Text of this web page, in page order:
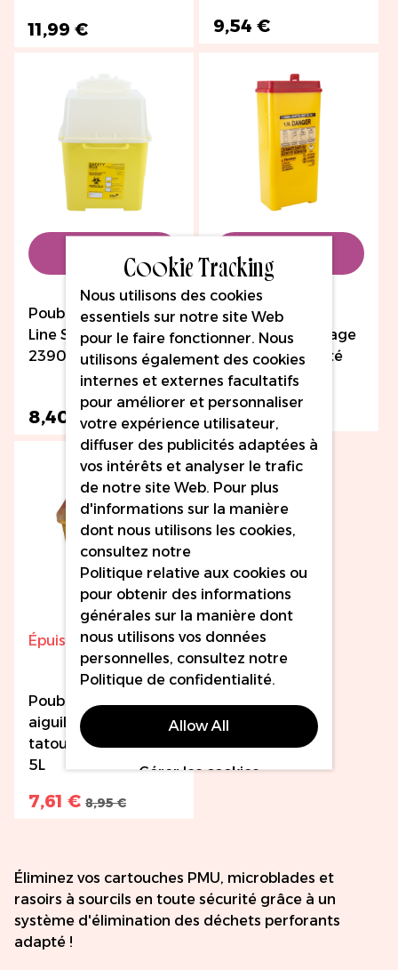
11,99 € 9,54 €
panier
Poubelle de sécurité
Line Sharps 4L (ISO-
23907:2019)
8,40 €
Poubelle pour
aiguille de tatouage
Flynther, Capacité
1,5 L
6,12 €
15% DE RÉDUCTION
Épuisé
Poubelle pour
aiguilles de
tatouage, capacité
5L
7,61 € 8,95 €
Éliminez vos cartouches PMU, microblades et
rasoirs à sourcils en toute sécurité grâce à un
système d'élimination des déchets perforants
adapté !
Cookie Tracking
Nous utilisons des cookies
essentiels sur notre site Web
pour le faire fonctionner. Nous
utilisons également des cookies
internes et externes facultatifs
pour améliorer et personnaliser
votre expérience utilisateur,
diffuser des publicités adaptées à
vos intérêts et analyser le trafic
de notre site Web. Pour plus
d'informations sur la manière
dont nous utilisons les cookies,
consultez notre
Politique relative aux cookies ou
pour obtenir des informations
générales sur la manière dont
nous utilisons vos données
personnelles, consultez notre
Politique de confidentialité.
Allow All
Gérer les cookies